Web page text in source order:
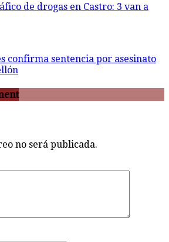
de drogas en Castro: 3 van a
confirma sentencia por asesinato
no será publicada.